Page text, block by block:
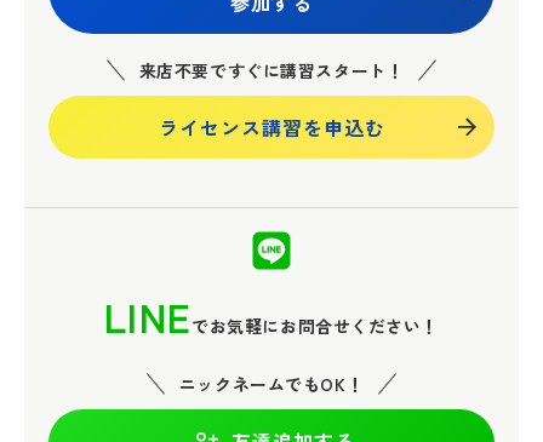
来店不要ですぐに講習スタート！
ライセンス講習を申込む
LINEでお気軽にお問合せください！
ニックネームでもOK！